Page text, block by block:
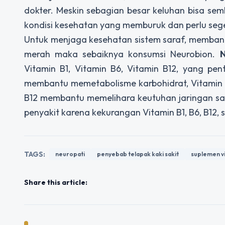
dokter. Meskin sebagian besar keluhan bisa
kondisi kesehatan yang memburuk dan perlu
Untuk menjaga kesehatan sistem saraf,
merah maka sebaiknya konsumsi Neurobion.
Vitamin B1, Vitamin B6, Vitamin B12, yang
membantu memetabolisme karbohidrat,
B12 membantu memelihara keutuhan jaringan
penyakit karena kekurangan Vitamin B1, B6,
TAGS: neuropati penyebab telapak kaki sakit suplemen
Share this article: